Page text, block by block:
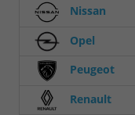
Nissan
Opel
Peugeot
Renault